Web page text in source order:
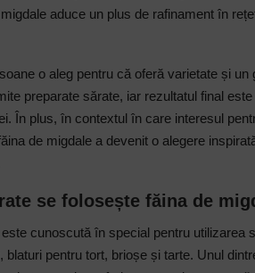
aduce un plus de rafinament în
o aleg pentru că oferă varietate și
preparate sărate, iar rezultatul final
În plus, în contextul în care interesul
de migdale a devenit o alegere
se folosește făina de
cunoscută în special pentru utilizarea
blaturi pentru tort, brioșe și tarte. Unul